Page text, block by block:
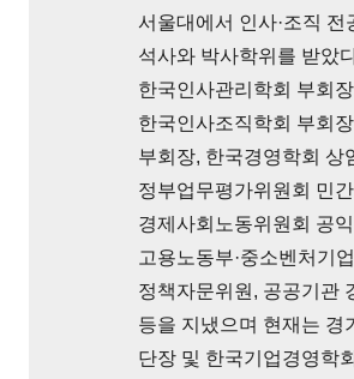
서울대에서 인사·조직 전
석사와 박사학위를 받았
한국인사관리학회 부회
한국인사조직학회 부회
부회장, 한국경영학회 상
정부업무평가위원회 민
경제사회노동위원회 공
고용노동부·중소벤처기
정책자문위원, 공공기관
등을 지냈으며 현재는 경
단장 및 한국기업경영학